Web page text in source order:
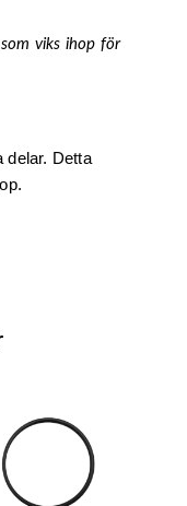
viks ihop för
delar. Detta